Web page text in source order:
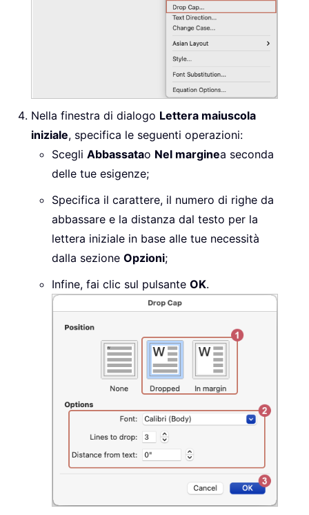
Nella finestra di dialogo Lettera maiuscola
iniziale, specifica le seguenti operazioni:
Scegli Abbassatao Nel marginea seconda
delle tue esigenze;
Specifica il carattere, il numero di righe da
abbassare e la distanza dal testo per la
lettera iniziale in base alle tue necessità
dalla sezione Opzioni;
Infine, fai clic sul pulsante OK.